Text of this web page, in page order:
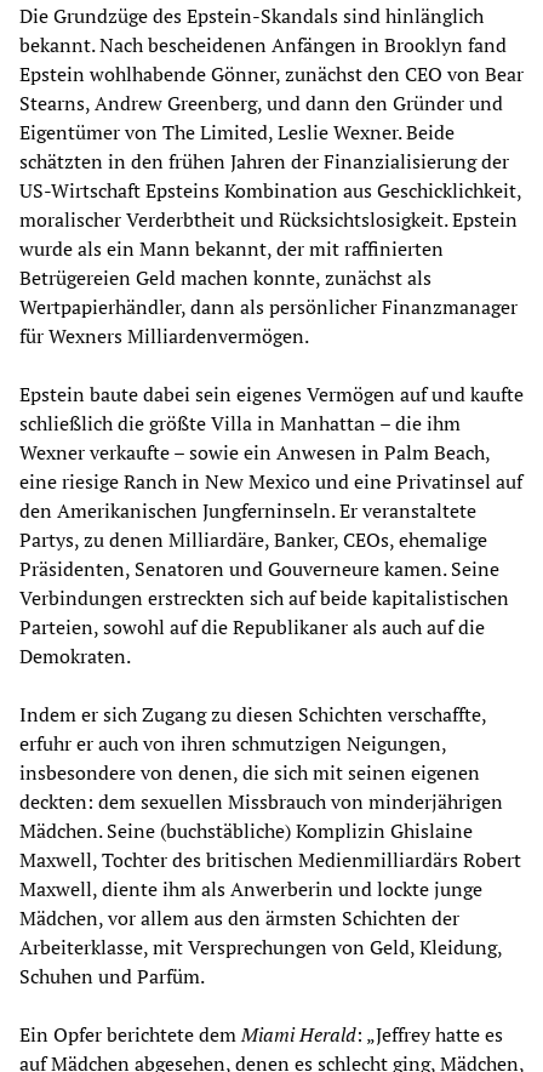
Die Grundzüge des Epstein-Skandals sind hinlänglich
bekannt. Nach bescheidenen Anfängen in Brooklyn fand
Epstein wohlhabende Gönner, zunächst den CEO von Bear
Stearns, Andrew Greenberg, und dann den Gründer und
Eigentümer von The Limited, Leslie Wexner. Beide
schätzten in den frühen Jahren der Finanzialisierung der
US-Wirtschaft Epsteins Kombination aus Geschicklichkeit,
moralischer Verderbtheit und Rücksichtslosigkeit. Epstein
wurde als ein Mann bekannt, der mit raffinierten
Betrügereien Geld machen konnte, zunächst als
Wertpapierhändler, dann als persönlicher Finanzmanager
für Wexners Milliardenvermögen.
Epstein baute dabei sein eigenes Vermögen auf und kaufte
schließlich die größte Villa in Manhattan – die ihm
Wexner verkaufte – sowie ein Anwesen in Palm Beach,
eine riesige Ranch in New Mexico und eine Privatinsel auf
den Amerikanischen Jungferninseln. Er veranstaltete
Partys, zu denen Milliardäre, Banker, CEOs, ehemalige
Präsidenten, Senatoren und Gouverneure kamen. Seine
Verbindungen erstreckten sich auf beide kapitalistischen
Parteien, sowohl auf die Republikaner als auch auf die
Demokraten.
Indem er sich Zugang zu diesen Schichten verschaffte,
erfuhr er auch von ihren schmutzigen Neigungen,
insbesondere von denen, die sich mit seinen eigenen
deckten: dem sexuellen Missbrauch von minderjährigen
Mädchen. Seine (buchstäbliche) Komplizin Ghislaine
Maxwell, Tochter des britischen Medienmilliardärs Robert
Maxwell, diente ihm als Anwerberin und lockte junge
Mädchen, vor allem aus den ärmsten Schichten der
Arbeiterklasse, mit Versprechungen von Geld, Kleidung,
Schuhen und Parfüm.
Ein Opfer berichtete demMiami Herald: „Jeffrey hatte es
auf Mädchen abgesehen, denen es schlecht ging, Mädchen,